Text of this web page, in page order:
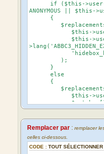
if ($this->user-
ANONYMOUS ||
{
$replacements
$this->user-
$this-
);
}
else
{
$replacements
$this->user-
}
Remplacer par : remplacer
celles ci-dessous.
CODE : TOUT SÉLECTIONNER